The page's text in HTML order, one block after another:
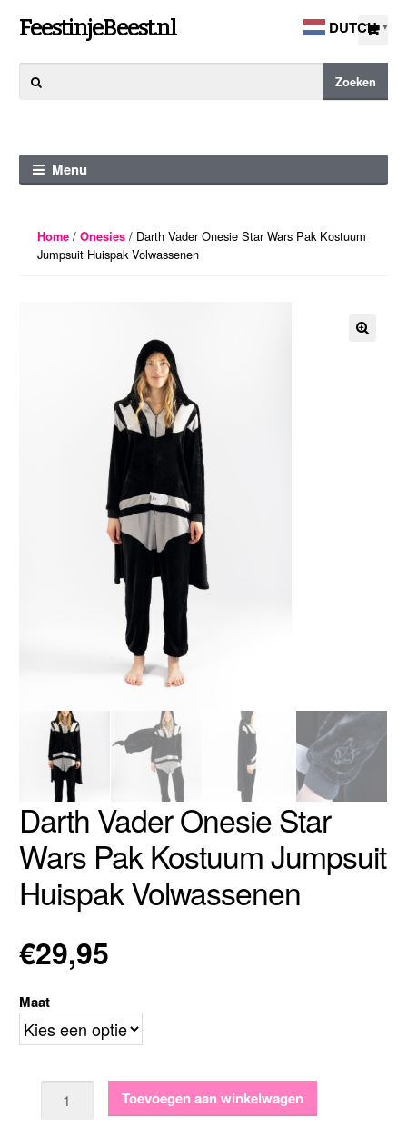
Ga
naar
navigatie
Ga
naar
de
FeestinjeBeest.nl
naar:
Zoeken
Menu
Home/ Onesies/ Darth Vader Onesie Star Wars Pak Kostuum
Jumpsuit Huispak Volwassenen
Darth Vader Onesie Star
Wars Pak Kostuum Jumpsuit
Huispak Volwassenen
€29,95
Maat
Toevoegen aan winkelwagen
DUTCH ▼